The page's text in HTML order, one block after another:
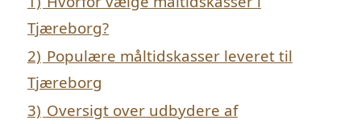
Tjæreborg?
2) Populære måltidskasser leveret til
Tjæreborg
3) Oversigt over udbydere af